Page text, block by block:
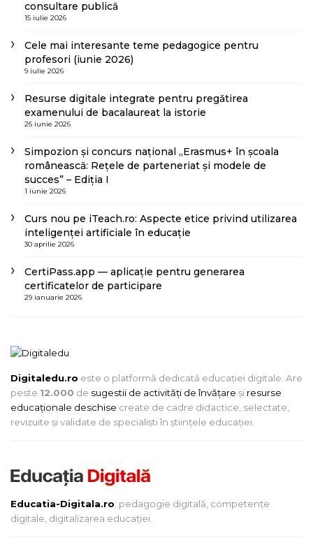
consultare publică
15 iulie 2026
Cele mai interesante teme pedagogice pentru
profesori (iunie 2026)
9 iulie 2026
Resurse digitale integrate pentru pregătirea
examenului de bacalaureat la istorie
26 iunie 2026
Simpozion și concurs național „Erasmus+ în școala
românească: Rețele de parteneriat și modele de
succes” – Ediția I
1 iunie 2026
Curs nou pe iTeach.ro: Aspecte etice privind utilizarea
inteligenței artificiale în educație
30 aprilie 2026
CertiPass.app — aplicație pentru generarea
certificatelor de participare
29 ianuarie 2026
Digitaledu.ro este o platformă dedicată educației digitale. Are
peste 12.000 de sugestii de activități de învățare și resurse
educaționale deschise create de cadre didactice, selectate,
revizuite și validate de specialiști în științele educației.
Educatia-Digitala.ro: pedagogie digitală, competențe
digitale, digitalizarea educației.